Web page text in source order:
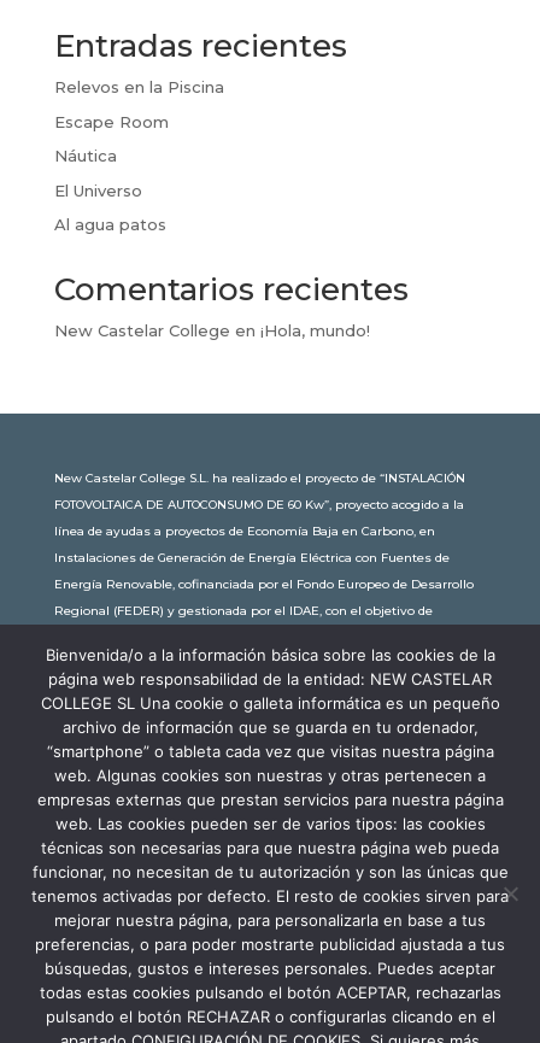
Entradas recientes
Relevos en la Piscina
Escape Room
Náutica
El Universo
Al agua patos
Comentarios recientes
New Castelar College en ¡Hola, mundo!
New Castelar College S.L. ha realizado el proyecto de “INSTALACIÓN
FOTOVOLTAICA DE AUTOCONSUMO DE 60 Kw”, proyecto acogido a la
línea de ayudas a proyectos de Economía Baja en Carbono, en
Instalaciones de Generación de Energía Eléctrica con Fuentes de
Energía Renovable, cofinanciada por el Fondo Europeo de Desarrollo
Regional (FEDER) y gestionada por el IDAE, con el objetivo de
subvención de 30.245,63€. Con una potencia instalada de 60kW, la
comunidad educativa de New Castelar ahorra al planeta 34,79
toneladas de CO2 al año, lo que equivale a recorrer 116.677 km en coche
o plantar 116 árboles al año.
Bienvenida/o a la información básica sobre las cookies de la
página web responsabilidad de la entidad: NEW CASTELAR
COLLEGE SL Una cookie o galleta informática es un pequeño
archivo de información que se guarda en tu ordenador,
“smartphone” o tableta cada vez que visitas nuestra página
web. Algunas cookies son nuestras y otras pertenecen a
empresas externas que prestan servicios para nuestra página
web. Las cookies pueden ser de varios tipos: las cookies
técnicas son necesarias para que nuestra página web pueda
funcionar, no necesitan de tu autorización y son las únicas que
tenemos activadas por defecto. El resto de cookies sirven para
mejorar nuestra página, para personalizarla en base a tus
preferencias, o para poder mostrarte publicidad ajustada a tus
búsquedas, gustos e intereses personales. Puedes aceptar
todas estas cookies pulsando el botón ACEPTAR, rechazarlas
pulsando el botón RECHAZAR o configurarlas clicando en el